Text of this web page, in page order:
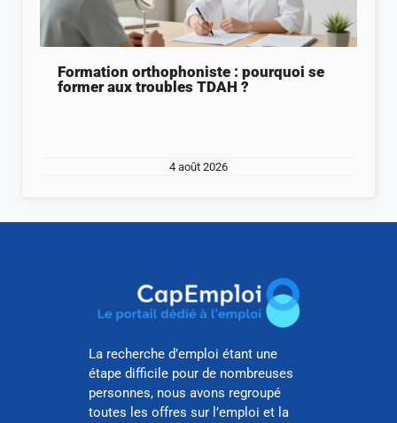
Formation orthophoniste : pourquoi se
former aux troubles TDAH ?
4 août 2026
La recherche d’emploi étant une
étape difficile pour de nombreuses
personnes, nous avons regroupé
toutes les offres sur l’emploi et la